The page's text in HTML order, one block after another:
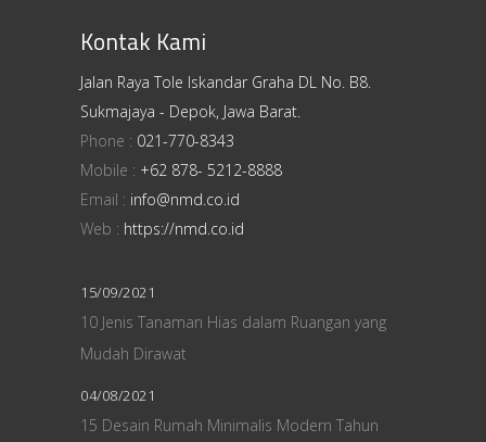
Kontak Kami
Jalan Raya Tole Iskandar Graha DL No. B8.
Sukmajaya - Depok, Jawa Barat.
Phone : 021-770-8343
Mobile : +62 878- 5212-8888
Email : info@nmd.co.id
Web : https://nmd.co.id
15/09/2021
10 Jenis Tanaman Hias dalam Ruangan yang
Mudah Dirawat
04/08/2021
15 Desain Rumah Minimalis Modern Tahun